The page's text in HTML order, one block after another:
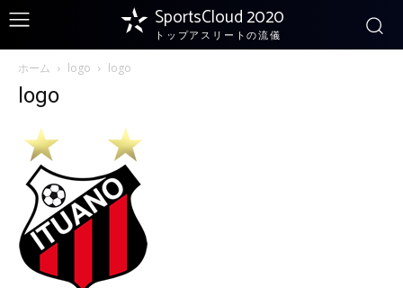
SportsCloud 2020
トップアスリートの流儀
ホーム logo logo
logo